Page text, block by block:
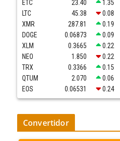
ETC
23.40 1.35
LTC
45.38 0.08
XMR
287.81 0.19
DOGE
0.06873 0.09
XLM
0.3665 0.22
NEO
1.850 0.22
TRX
0.3366 0.15
QTUM
2.070 0.06
EOS
0.06531 0.24
Convertidor